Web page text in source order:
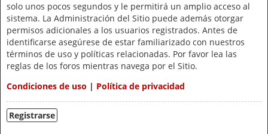
solo unos pocos segundos y le permitirá un amplio acceso al
sistema. La Administración del Sitio puede además otorgar
permisos adicionales a los usuarios registrados. Antes de
identificarse asegúrese de estar familiarizado con nuestros
términos de uso y políticas relacionadas. Por favor lea las
reglas de los foros mientras navega por el Sitio.
Condiciones de uso | Política de privacidad
Registrarse